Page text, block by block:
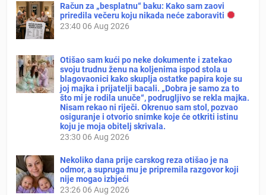
Račun za „besplatnu“ baku: Kako sam zaovi
priredila večeru koju nikada neće zaboraviti
23:40 06 Aug 2026
Otišao sam kući po neke dokumente i zatekao
svoju trudnu ženu na koljenima ispod stola u
blagovaonici kako skuplja ostatke papira koje su
joj majka i prijatelji bacali. „Dobra je samo za to
što mi je rodila unuče“, podrugljivo se rekla majka.
Nisam rekao ni riječi. Okrenuo sam stol, pozvao
osiguranje i otvorio snimke koje će otkriti istinu
koju je moja obitelj skrivala.
23:30 06 Aug 2026
Nekoliko dana prije carskog reza otišao je na
odmor, a supruga mu je pripremila razgovor koji
nije mogao izbjeći
23:26 06 Aug 2026